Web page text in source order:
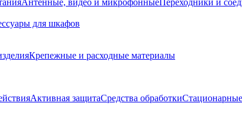
Антенные, видео и микрофонныеПереходники и
для шкафов
Крепежные и расходные материалы
Активная защитаСредства обработки